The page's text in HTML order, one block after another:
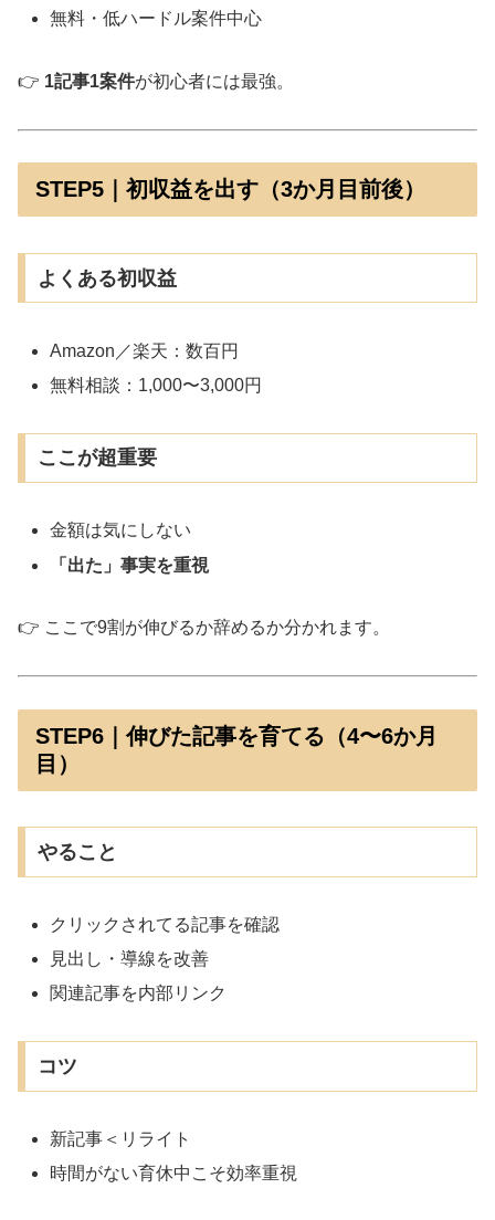
無料・低ハードル案件中心
👉 1記事1案件が初心者には最強。
STEP5｜初収益を出す（3か月目前後）
よくある初収益
Amazon／楽天：数百円
無料相談：1,000〜3,000円
ここが超重要
金額は気にしない
「出た」事実を重視
👉 ここで9割が伸びるか辞めるか分かれます。
STEP6｜伸びた記事を育てる（4〜6か月
目）
やること
クリックされてる記事を確認
見出し・導線を改善
関連記事を内部リンク
コツ
新記事＜リライト
時間がない育休中こそ効率重視